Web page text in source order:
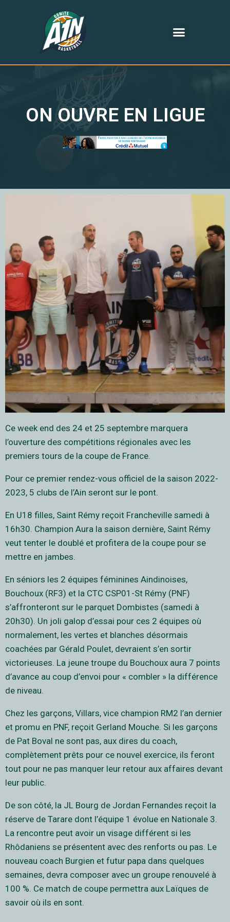
ON OUVRE EN LIGUE
Ce week end des 24 et 25 septembre marquera
l’ouverture des compétitions régionales avec les
premiers tours de la coupe de France.
Pour ce premier rendez-vous officiel de la saison 2022-
2023, 5 clubs de l’Ain seront sur le pont.
En U18 filles, Saint Rémy reçoit Francheville samedi à
16h30. Champion Aura la saison dernière, Saint Rémy
veut tenter le doublé et profitera de la coupe pour se
mettre en jambes.
En séniors les 2 équipes féminines Aindinoises,
Bouchoux (RF3) et la CTC CSP01-St Rémy (PNF)
s’affronteront sur le parquet Dombistes (samedi à
20h30). Un joli galop d’essai pour ces 2 équipes où
normalement, les vertes et blanches désormais
coachées par Gérald Poulet, devraient s’en sortir
victorieuses. La jeune troupe du Bouchoux aura 7 points
d’avance au coup d’envoi pour « combler » la différence
de niveau.
Chez les garçons, Villars, vice champion RM2 l’an dernier
et promu en PNF, reçoit Gerland Mouche. Si les garçons
de Pat Boval ne sont pas, aux dires du coach,
complètement prêts pour ce nouvel exercice, ils feront
tout pour ne pas manquer leur retour aux affaires devant
leur public.
De son côté, la JL Bourg de Jordan Fernandes reçoit la
réserve de Tarare dont l’équipe 1 évolue en Nationale 3.
La rencontre peut avoir un visage différent si les
Rhôdaniens se présentent avec des renforts ou pas. Le
nouveau coach Burgien et futur papa dans quelques
semaines, devra composer avec un groupe renouvelé à
100 %. Ce match de coupe permettra aux Laïques de
savoir où ils en sont.